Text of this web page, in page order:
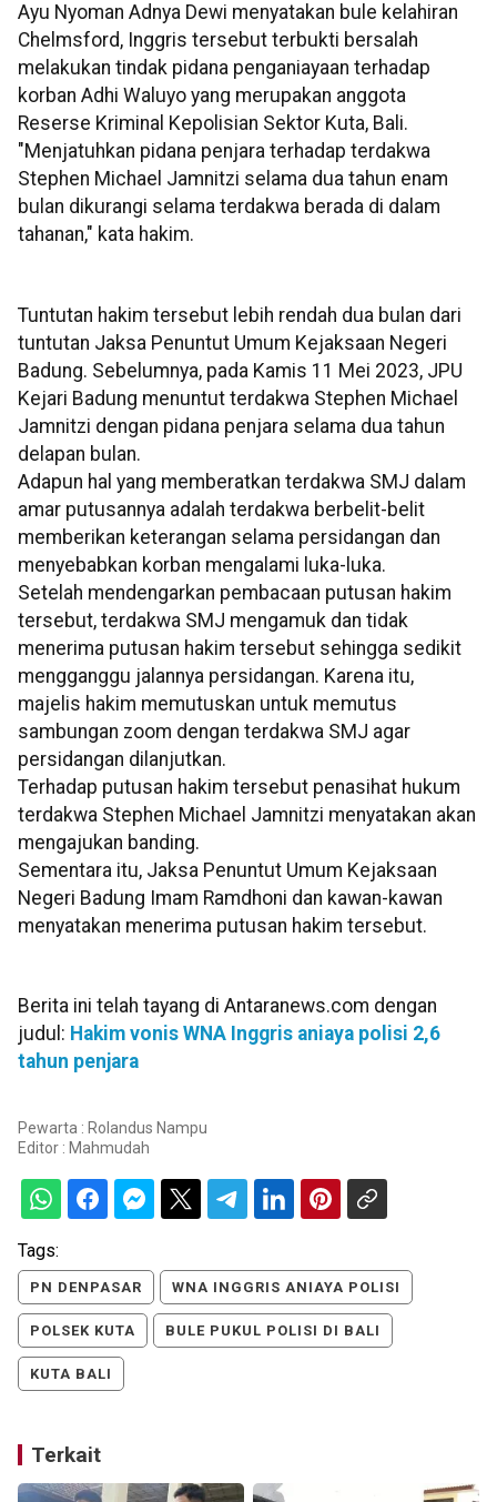
Ayu Nyoman Adnya Dewi menyatakan bule kelahiran
Chelmsford, Inggris tersebut terbukti bersalah
melakukan tindak pidana penganiayaan terhadap
korban Adhi Waluyo yang merupakan anggota
Reserse Kriminal Kepolisian Sektor Kuta, Bali.
"Menjatuhkan pidana penjara terhadap terdakwa
Stephen Michael Jamnitzi selama dua tahun enam
bulan dikurangi selama terdakwa berada di dalam
tahanan," kata hakim.
Tuntutan hakim tersebut lebih rendah dua bulan dari
tuntutan Jaksa Penuntut Umum Kejaksaan Negeri
Badung. Sebelumnya, pada Kamis 11 Mei 2023, JPU
Kejari Badung menuntut terdakwa Stephen Michael
Jamnitzi dengan pidana penjara selama dua tahun
delapan bulan.
Adapun hal yang memberatkan terdakwa SMJ dalam
amar putusannya adalah terdakwa berbelit-belit
memberikan keterangan selama persidangan dan
menyebabkan korban mengalami luka-luka.
Setelah mendengarkan pembacaan putusan hakim
tersebut, terdakwa SMJ mengamuk dan tidak
menerima putusan hakim tersebut sehingga sedikit
mengganggu jalannya persidangan. Karena itu,
majelis hakim memutuskan untuk memutus
sambungan zoom dengan terdakwa SMJ agar
persidangan dilanjutkan.
Terhadap putusan hakim tersebut penasihat hukum
terdakwa Stephen Michael Jamnitzi menyatakan akan
mengajukan banding.
Sementara itu, Jaksa Penuntut Umum Kejaksaan
Negeri Badung Imam Ramdhoni dan kawan-kawan
menyatakan menerima putusan hakim tersebut.
Berita ini telah tayang di Antaranews.com dengan
judul: Hakim vonis WNA Inggris aniaya polisi 2,6
tahun penjara
Pewarta : Rolandus Nampu
Editor : Mahmudah
Tags:
PN DENPASAR WNA INGGRIS ANIAYA POLISI
POLSEK KUTA BULE PUKUL POLISI DI BALI
KUTA BALI
Terkait